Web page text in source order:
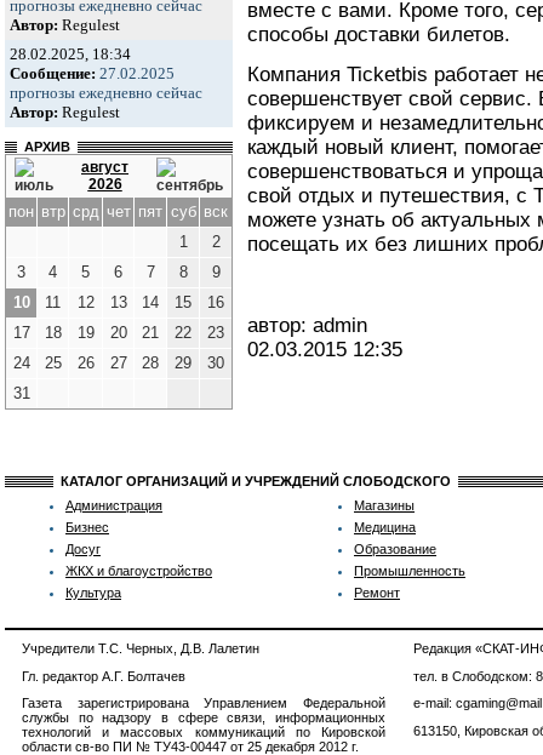
прогнозы ежедневно сейчас
Автор: Regulest
28.02.2025, 18:34
Сообщение: 27.02.2025
прогнозы ежедневно сейчас
Автор: Regulest
АРХИВ
август
2026
пон втр срд чет пят суб вск
1
2
3
4 5 6 7 8
9
10
11 12 13 14 15
16
17
18 19 20 21 22
23
24
25 26 27 28 29
30
31
вместе с вами. Кроме того,
способы доставки билетов.
Компания Ticketbis работает
совершенствует свой
фиксируем и
каждый новый клиент,
совершенствоваться и
свой отдых и путешествия, с
можете узнать об
посещать их без лишних
автор: admin
02.03.2015 12:35
КАТАЛОГ ОРГАНИЗАЦИЙ И УЧРЕЖДЕНИЙ СЛОБОДСКОГО
Администрация
Бизнес
Досуг
ЖКХ и благоустройство
Культура
Магазины
Медицина
Образование
Промышленность
Ремонт
Учредители Т.С. Черных, Д.В. Лалетин
Гл. редактор А.Г. Болтачев
Газета зарегистрирована Управлением Федеральной
службы по надзору в сфере связи, информационных
технологий и массовых коммуникаций по Кировской
области св-во ПИ № ТУ43-00447 от 25 декабря 2012 г.
Редакция «СКАТ-
тел. в Слободском:
e-mail:
613150, Кировская